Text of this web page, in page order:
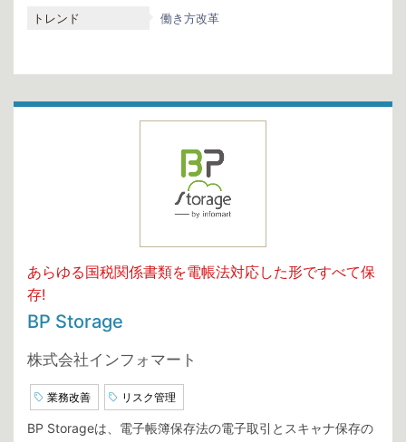
トレンド 働き方改革
あらゆる国税関係書類を電帳法対応した形ですべて保
存!
BP Storage
株式会社インフォマート
業務改善 リスク管理
BP Storageは、電子帳簿保存法の電子取引とスキャナ保存の